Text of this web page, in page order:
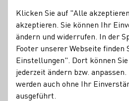
03.11.25
"Die ersten paar Wochen sind
bestens von vielen Menschen an
Unstrut und an der Hessischen
berichten die Deutschen
Anna Zenz und Emma Meinhardt.
Klicken Sie auf "Alle
akzeptieren. Sie können Ihr
ändern und widerrufen. In der
Footer unserer Webseite finden
Einstellungen". Dort können
jederzeit ändern bzw.
werden auch ohne Ihr
ausgeführt.